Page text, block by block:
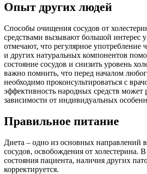
Опыт других людей
Способы очищения сосудов от
средствами вызывают большой интерес
отмечают, что регулярное употребление
и других натуральных компонентов
состояние сосудов и снизить уровень
важно помнить, что перед началом
необходимо проконсультироваться с
эффективность народных средств может
зависимости от индивидуальных
Правильное питание
Диета – одно из основных направлений
сосудов, освобождения от холестерина.
состояния пациента, наличия других
корректируется.